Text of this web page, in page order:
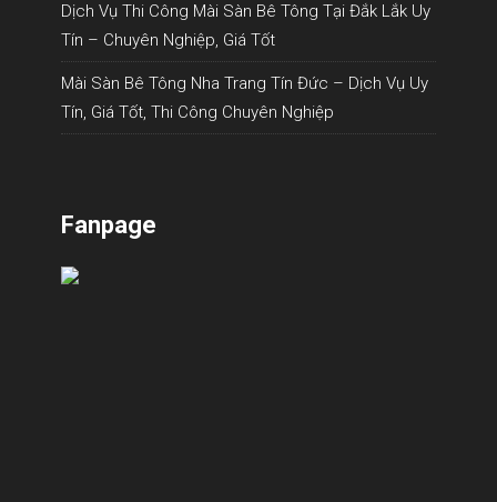
Dịch Vụ Thi Công Mài Sàn Bê Tông Tại Đắk Lắk Uy
Tín – Chuyên Nghiệp, Giá Tốt
Mài Sàn Bê Tông Nha Trang Tín Đức – Dịch Vụ Uy
Tín, Giá Tốt, Thi Công Chuyên Nghiệp
Fanpage